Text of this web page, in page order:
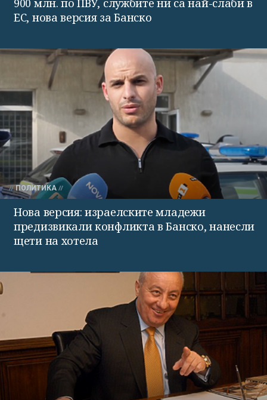
ЕС, нова версия за Банско
ПОЛИТИКА
Нова версия: израелските младежи
предизвикали конфликта в Банско, нанесли
щети на хотела